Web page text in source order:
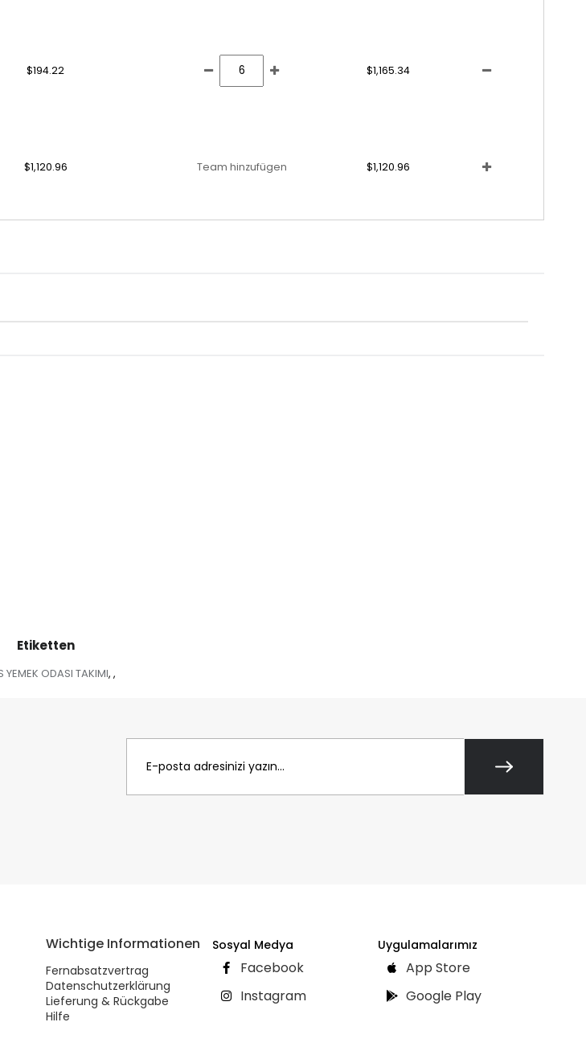
$194.22 $1,165.34
$1,120.96 Team hinzufügen $1,120.96
Etiketten
YEMEK ODASI TAKIMI, ,
Wichtige Informationen
Fernabsatzvertrag
Datenschutzerklärung
Lieferung & Rückgabe
Hilfe
Sosyal Medya
Facebook
Instagram
Uygulamalarımız
App Store
Google Play